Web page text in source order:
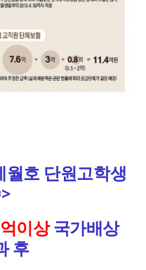
호 단원고학생
이상국가배상
후